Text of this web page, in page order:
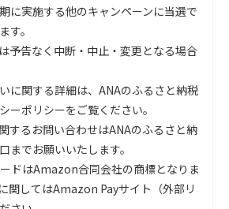
に実施する他のキャンペーンに当選で
す。
予告なく中断・中止・変更となる場合
に関する詳細は、ANAのふるさと納税
ーポリシーをご覧ください。
するお問い合わせはANAのふるさと納
までお願いいたします。
ドはAmazon合同会社の商標となりま
関してはAmazon Payサイト（外部リ